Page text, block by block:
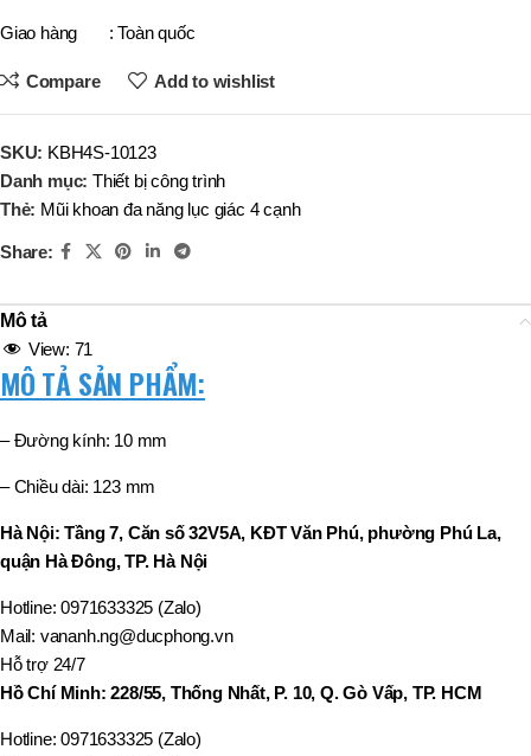
Giao hàng : Toàn quốc
Compare Add to wishlist
SKU: KBH4S-10123
Danh mục: Thiết bị công trình
Thẻ: Mũi khoan đa năng lục giác 4 cạnh
Share:
Mô tả
View: 71
MÔ TẢ SẢN PHẨM:
– Đường kính: 10 mm
– Chiều dài: 123 mm
Hà Nội: Tầng 7, Căn số 32V5A, KĐT Văn Phú, phường Phú La,
quận Hà Đông, TP. Hà Nội
Hotline: 0971633325 (Zalo)
Mail: vananh.ng@ducphong.vn
Hỗ trợ 24/7
Hồ Chí Minh: 228/55, Thống Nhất, P. 10, Q. Gò Vấp, TP. HCM
Hotline: 0971633325 (Zalo)